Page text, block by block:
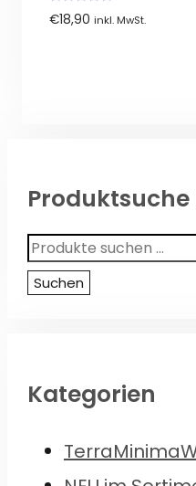
0
von
€18,90 inkl. MwSt.
Produktsuche
Suchen
nach:
Suchen
Kategorien